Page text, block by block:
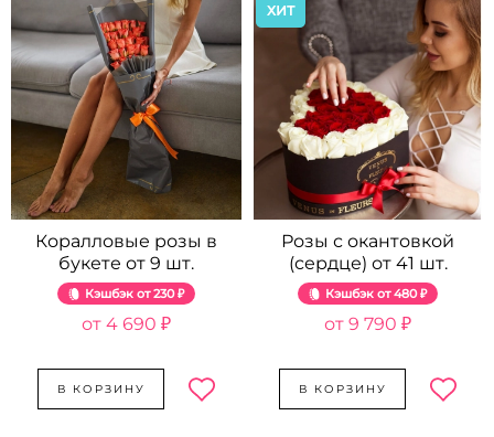
Коралловые розы в
букете от 9 шт.
Кэшбэк 230 ₽
4 690 ₽
В КОРЗИНУ
ХИТ
Розы с окантовкой
(сердце) от 41 шт.
Кэшбэк 480 ₽
9 790 ₽
В КОРЗИНУ